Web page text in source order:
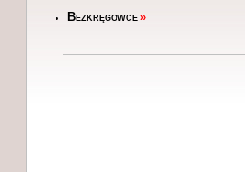
Bezkręgowce »